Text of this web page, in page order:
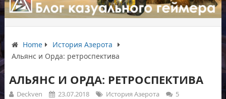
Home
История Азерота
Альянс и Орда: ретроспектива
АЛЬЯНС И ОРДА: РЕТРОСПЕКТИВА
Deckven 23.07.2018 История Азерота
5